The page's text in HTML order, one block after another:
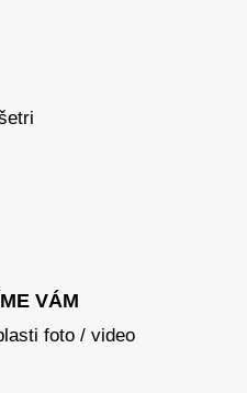
VÁM
foto / video